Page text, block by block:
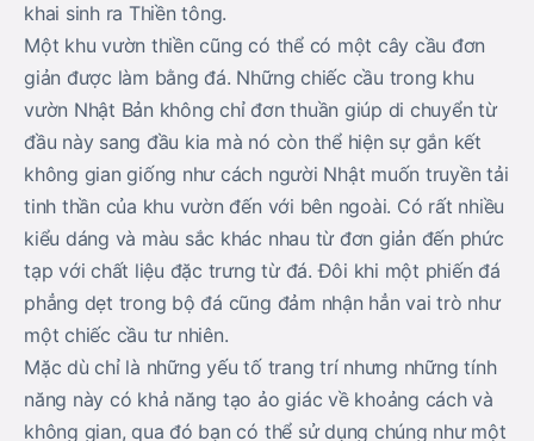
khai sinh ra Thiền tông.
Một khu vườn thiền cũng có thể có một cây cầu đơn
giản được làm bằng đá. Những chiếc cầu trong khu
vườn Nhật Bản không chỉ đơn thuần giúp di chuyển từ
đầu này sang đầu kia mà nó còn thể hiện sự gắn kết
không gian giống như cách người Nhật muốn truyền tải
tinh thần của khu vườn đến với bên ngoài. Có rất nhiều
kiểu dáng và màu sắc khác nhau từ đơn giản đến phức
tạp với chất liệu đặc trưng từ đá. Đôi khi một phiến đá
phẳng dẹt trong bộ đá cũng đảm nhận hẳn vai trò như
một chiếc cầu tư nhiên.
Mặc dù chỉ là những yếu tố trang trí nhưng những tính
năng này có khả năng tạo ảo giác về khoảng cách và
không gian, qua đó bạn có thể sử dụng chúng như một